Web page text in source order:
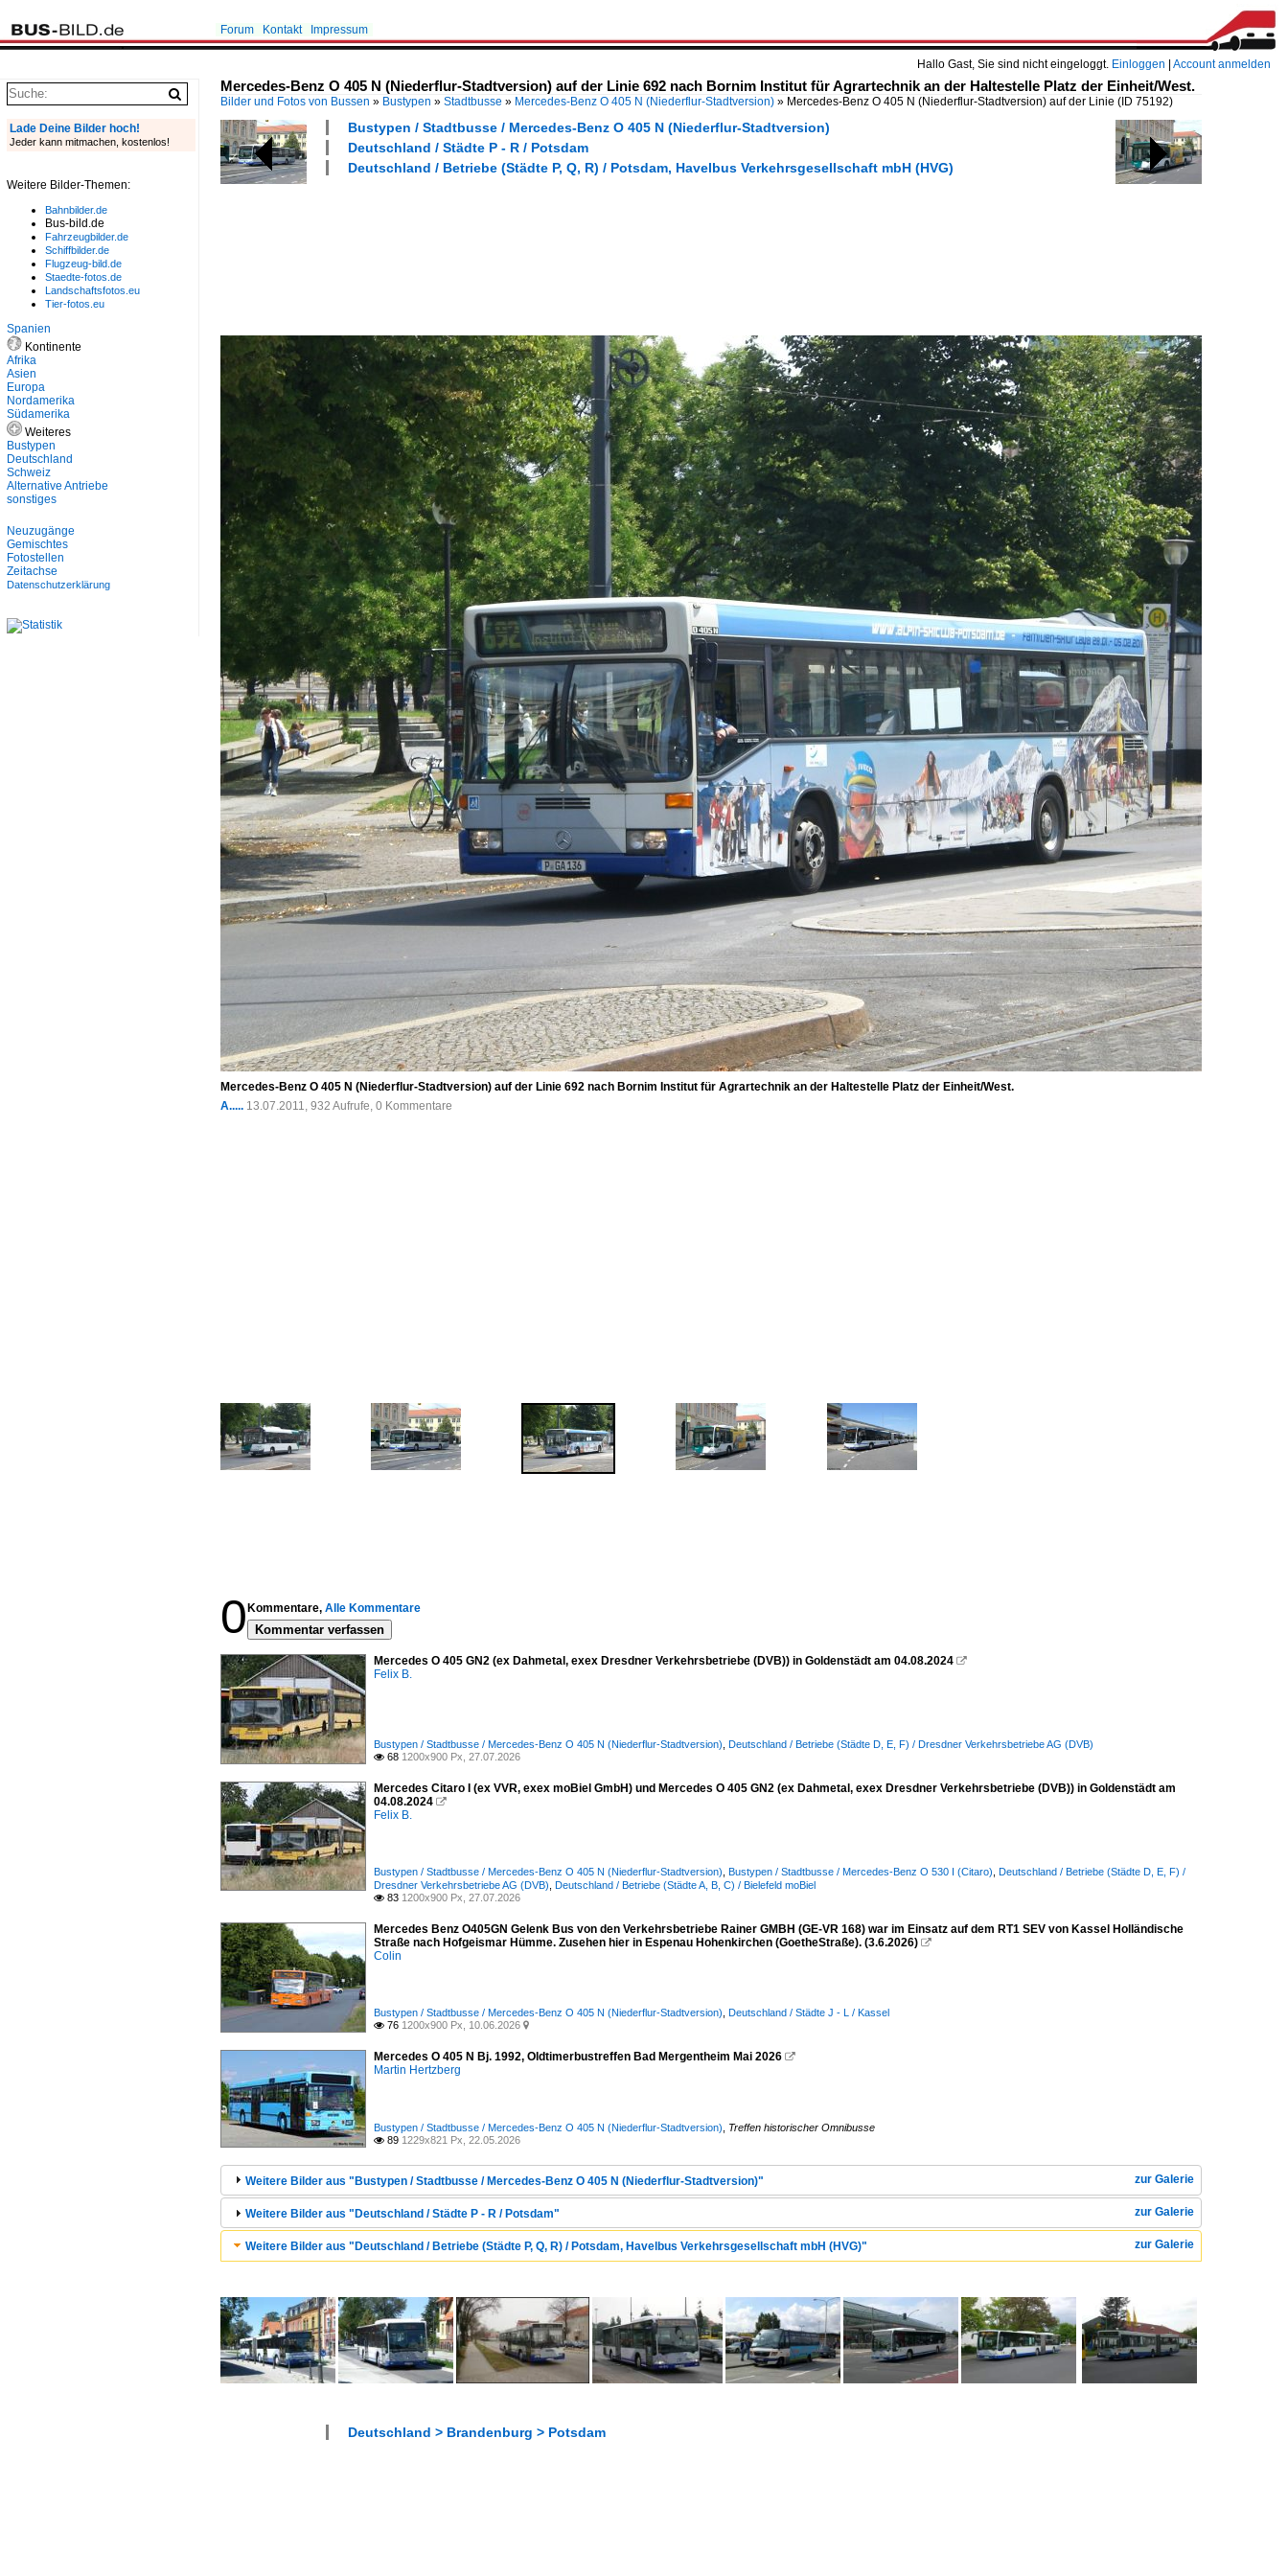
Hallo Gast, Sie sind nicht eingeloggt. Einloggen Account anmelden
Forum Kontakt Impressum
Mercedes-Benz O 405 N (Niederflur-Stadtversion) auf der Linie 692 nach Bornim Institut für Agrartechnik an der Haltestelle Platz der Einheit/West.
Bilder und Fotos von Bussen » Bustypen » Stadtbusse » Mercedes-Benz O 405 N (Niederflur-Stadtversion) » Mercedes-Benz O 405 N (Niederflur-Stadtversion) auf der Linie (ID 75192)
Bustypen / Stadtbusse / Mercedes-Benz O 405 N (Niederflur-Stadtversion)
Deutschland / Städte P - R / Potsdam
Deutschland / Betriebe (Städte P, Q, R) / Potsdam, Havelbus Verkehrsgesellschaft mbH (HVG)
Mercedes-Benz O 405 N (Niederflur-Stadtversion) auf der Linie 692 nach Bornim Institut für Agrartechnik an der Haltestelle Platz der Einheit/West.
A..... 13.07.2011, 932 Aufrufe, 0 Kommentare
0 Kommentare, Alle Kommentare
Kommentar verfassen
Mercedes O 405 GN2 (ex Dahmetal, exex Dresdner Verkehrsbetriebe (DVB)) in Goldenstädt am 04.08.2024 
Felix B.
Bustypen / Stadtbusse / Mercedes-Benz O 405 N (Niederflur-Stadtversion) Deutschland / Betriebe (Städte D, E, F) / Dresdner Verkehrsbetriebe AG (DVB)
 68 1200x900 Px, 27.07.2026
Mercedes Citaro I (ex VVR, exex moBiel GmbH) und Mercedes O 405 GN2 (ex Dahmetal, exex Dresdner Verkehrsbetriebe (DVB)) in Goldenstädt am
04.08.2024 
Felix B.
Bustypen / Stadtbusse / Mercedes-Benz O 405 N (Niederflur-Stadtversion) Bustypen / Stadtbusse / Mercedes-Benz O 530 I (Citaro) Deutschland / Betriebe (Städte D, E, F) /
Dresdner Verkehrsbetriebe AG (DVB) Deutschland / Betriebe (Städte A, B, C) / Bielefeld moBiel
 83 1200x900 Px, 27.07.2026
Mercedes Benz O405GN Gelenk Bus von den Verkehrsbetriebe Rainer GMBH (GE-VR 168) war im Einsatz auf dem RT1 SEV von Kassel Holländische
Straße nach Hofgeismar Hümme. Zusehen hier in Espenau Hohenkirchen (GoetheStraße). (3.6.2026) 
Colin
Bustypen / Stadtbusse / Mercedes-Benz O 405 N (Niederflur-Stadtversion) Deutschland / Städte J - L / Kassel
 76 1200x900 Px, 10.06.2026 
Mercedes O 405 N Bj. 1992, Oldtimerbustreffen Bad Mergentheim Mai 2026 
Martin Hertzberg
Bustypen / Stadtbusse / Mercedes-Benz O 405 N (Niederflur-Stadtversion) Treffen historischer Omnibusse
 89 1229x821 Px, 22.05.2026
zur Galerie
Weitere Bilder aus "Bustypen / Stadtbusse / Mercedes-Benz O 405 N (Niederflur-Stadtversion)"
zur Galerie
Weitere Bilder aus "Deutschland / Städte P - R / Potsdam"
zur Galerie
Weitere Bilder aus "Deutschland / Betriebe (Städte P, Q, R) / Potsdam, Havelbus Verkehrsgesellschaft mbH (HVG)"
Deutschland > Brandenburg > Potsdam
Lade Deine Bilder hoch!
Jeder kann mitmachen, kostenlos!
Weitere Bilder-Themen:
Bahnbilder.de
Bus-bild.de
Fahrzeugbilder.de
Schiffbilder.de
Flugzeug-bild.de
Staedte-fotos.de
Landschaftsfotos.eu
Tier-fotos.eu
Spanien
Kontinente
Afrika
Asien
Europa
Nordamerika
Südamerika
Weiteres
Bustypen
Deutschland
Schweiz
Alternative Antriebe
sonstiges
Neuzugänge
Gemischtes
Fotostellen
Zeitachse
Datenschutzerklärung